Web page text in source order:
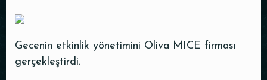
Gecenin etkinlik yönetimini Oliva MICE firması
gerçekleştirdi.